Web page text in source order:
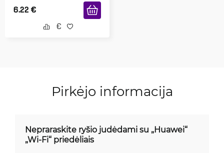
6.22 €
Pirkėjo informacija
Nepraraskite ryšio judėdami su „Huawei“
„Wi-Fi“ priedėliais